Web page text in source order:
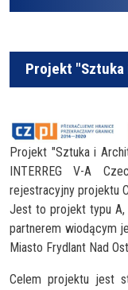
Projekt
Projekt "Sztuka i
INTERREG V-A
rejestracyjny projektu
Jest to projekt typu A,
partnerem wiodącym
Miasto Frydlant Nad
Celem projektu jest